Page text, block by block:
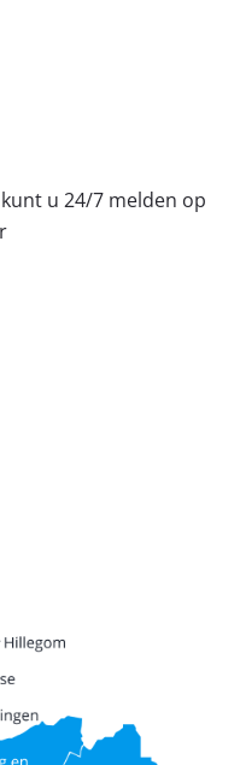
u 24/7 melden op